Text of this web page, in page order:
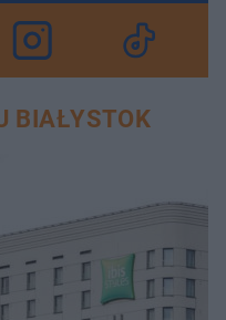
BIAŁYSTOK